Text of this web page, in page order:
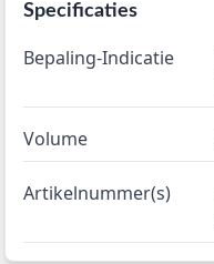
Specificaties
Bepaling-Indicatie
Volume
Artikelnummer(s)